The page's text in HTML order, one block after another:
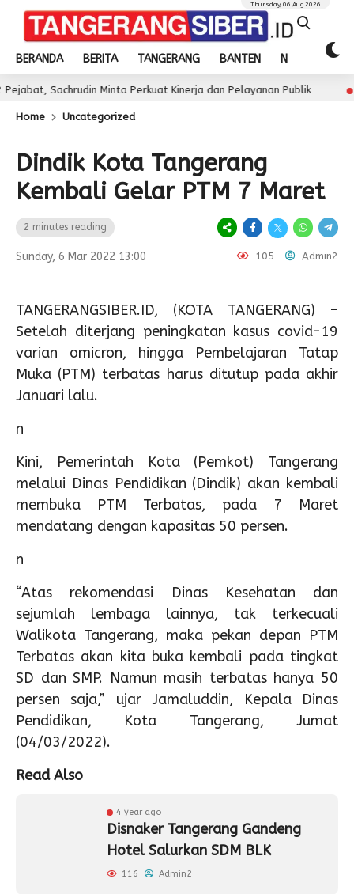
BERANDA BERITA TANGERANG BANTEN NASIONAL
Thursday, 06 Aug 2026
Minta Perkuat Kinerja dan Pelayanan Publik 2 day ago
Home Uncategorized
Dindik Kota Tangerang
Kembali Gelar PTM 7 Maret
2 minutes reading
Sunday, 6 Mar 2022 13:00 105 Admin2
TANGERANGSIBER.ID, (KOTA TANGERANG) –
Setelah diterjang peningkatan kasus covid-19
varian omicron, hingga Pembelajaran Tatap
Muka (PTM) terbatas harus ditutup pada akhir
Januari lalu.
n
Kini, Pemerintah Kota (Pemkot) Tangerang
melalui Dinas Pendidikan (Dindik) akan kembali
membuka PTM Terbatas, pada 7 Maret
mendatang dengan kapasitas 50 persen.
n
“Atas rekomendasi Dinas Kesehatan dan
sejumlah lembaga lainnya, tak terkecuali
Walikota Tangerang, maka pekan depan PTM
Terbatas akan kita buka kembali pada tingkat
SD dan SMP. Namun masih terbatas hanya 50
persen saja,” ujar Jamaluddin, Kepala Dinas
Pendidikan, Kota Tangerang, Jumat
(04/03/2022).
Read Also
4 year ago
Disnaker Tangerang Gandeng
Hotel Salurkan SDM BLK
116 Admin2